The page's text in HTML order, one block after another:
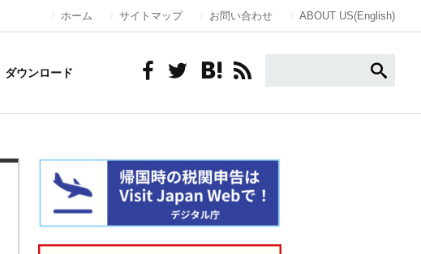
ホーム サイトマップ お問い合わせ ABOUT US(English)
ダウンロード